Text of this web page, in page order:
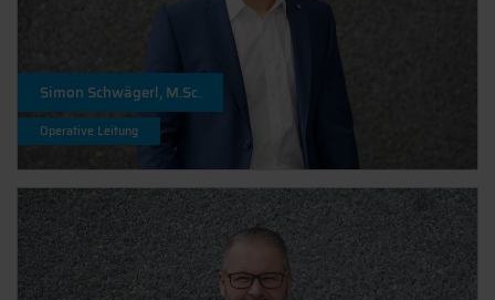
Simon Schwägerl, M.Sc.
Operative Leitung